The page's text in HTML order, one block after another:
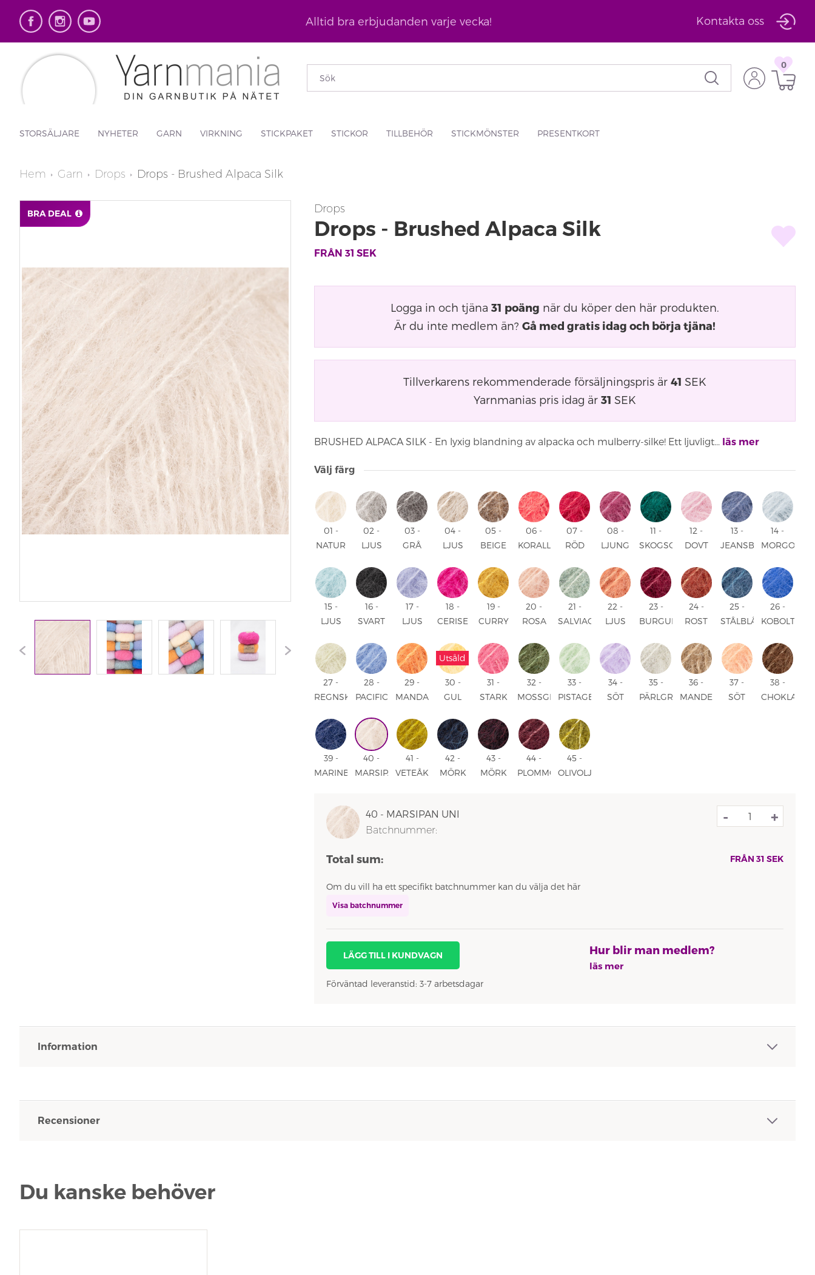
Alltid bra erbjudanden varje vecka! Kontakta oss
0
STORSÄLJARE NYHETER GARN VIRKNING STICKPAKET STICKOR TILLBEHÖR STICKMÖNSTER PRESENTKORT
Hem Garn Drops Drops - Brushed Alpaca Silk
BRA DEAL Drops
Drops - Brushed Alpaca Silk
FRÅN 31 SEK
Logga in och tjäna31 poäng när du köper den här produkten.
Är du inte medlem än?Gå med gratis idag och börja tjäna!
Tillverkarens rekommenderade försäljningspris är41 SEK
Yarnmanias pris idag är31 SEK
BRUSHED ALPACA SILK - En lyxig blandning av alpacka och mulberry-silke! Ett ljuvligt... läs mer
Välj färg
01 -
NATUR
02 -
LJUS
UNI
03 -
GRÅ
04 -
LJUS
UNI
05 -
BEIGE
06 -
KORALL
07 -
RÖD
08 -
LJUNG
11 -
SKOGSGRÖN
12 -
DOVT
UNI
13 -
JEANSBLÅ
14 -
15 -
LJUS
UNI
16 -
SVART
17 -
LJUS
UNI
18 -
CERISE
19 -
CURRY
20 -
ROSA
UNI
21 -
SALVIAGRÖN
22 -
LJUS
UNI
23 -
BURGUNDER
24 -
ROST
25 -
STÅLBLÅ
26 -
KOBOLTBLÅ
27 -
REGNSKOGSDAGG
28 -
PACIFIC
UNI
29 -
MANDARIN
Utsåld
30 -
GUL
31 -
STARK
UNI
32 -
MOSSGRÖN
33 -
PISTAGEGLASS
34 -
SÖT
35 -
PÄRLGRÅ
36 -
MANDEL
37 -
SÖT
38 -
CHOKLAD
39 -
MARINBLÅ
40 -
MARSIPAN
41 -
VETEÅKER
42 -
MÖRK
43 -
MÖRK
44 -
PLOMMONVIN
45 -
OLIVOLJA
40 - MARSIPAN UNI
Batchnummer:
- +
Total sum: FRÅN 31 SEK
Om du vill ha ett specifikt batchnummer kan du välja det här
Visa batchnummer
LÄGG TILL I KUNDVAGN
Förväntad leveranstid: 3-7 arbetsdagar
Hur blir man medlem?
läs mer
Information
Recensioner
Du kanske behöver